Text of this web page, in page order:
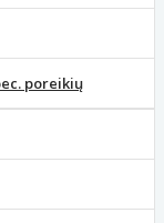
poreikių